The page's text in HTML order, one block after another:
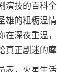
演技的百科
雄的粗粝温
在深夜重
正剧迷的摩
表，火星生